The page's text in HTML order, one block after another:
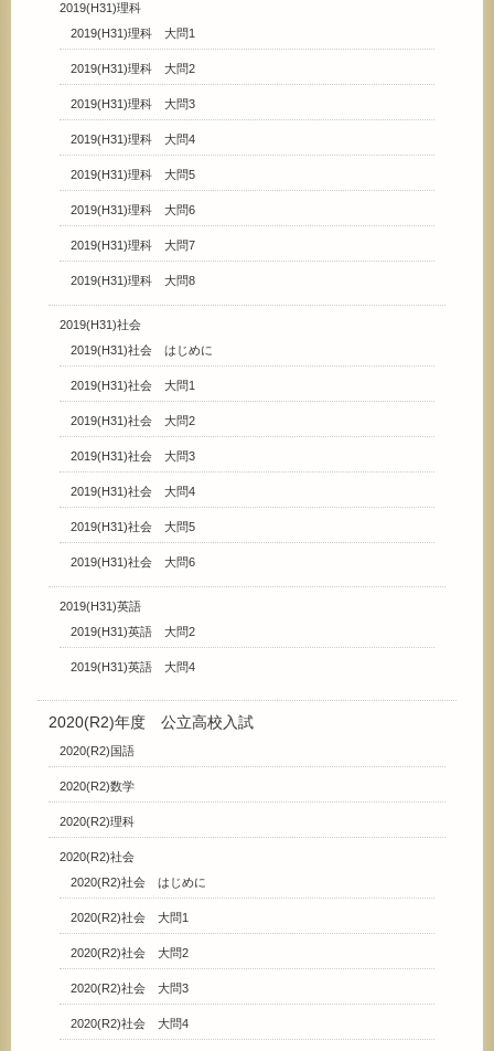
2019(H31)理科
2019(H31)理科 大問1
2019(H31)理科 大問2
2019(H31)理科 大問3
2019(H31)理科 大問4
2019(H31)理科 大問5
2019(H31)理科 大問6
2019(H31)理科 大問7
2019(H31)理科 大問8
2019(H31)社会
2019(H31)社会 はじめに
2019(H31)社会 大問1
2019(H31)社会 大問2
2019(H31)社会 大問3
2019(H31)社会 大問4
2019(H31)社会 大問5
2019(H31)社会 大問6
2019(H31)英語
2019(H31)英語 大問2
2019(H31)英語 大問4
2020(R2)年度 公立高校入試
2020(R2)国語
2020(R2)数学
2020(R2)理科
2020(R2)社会
2020(R2)社会 はじめに
2020(R2)社会 大問1
2020(R2)社会 大問2
2020(R2)社会 大問3
2020(R2)社会 大問4